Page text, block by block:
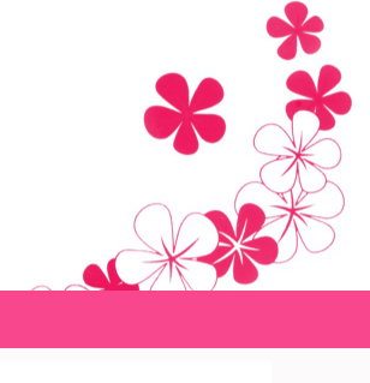
content
(Press
Enter)